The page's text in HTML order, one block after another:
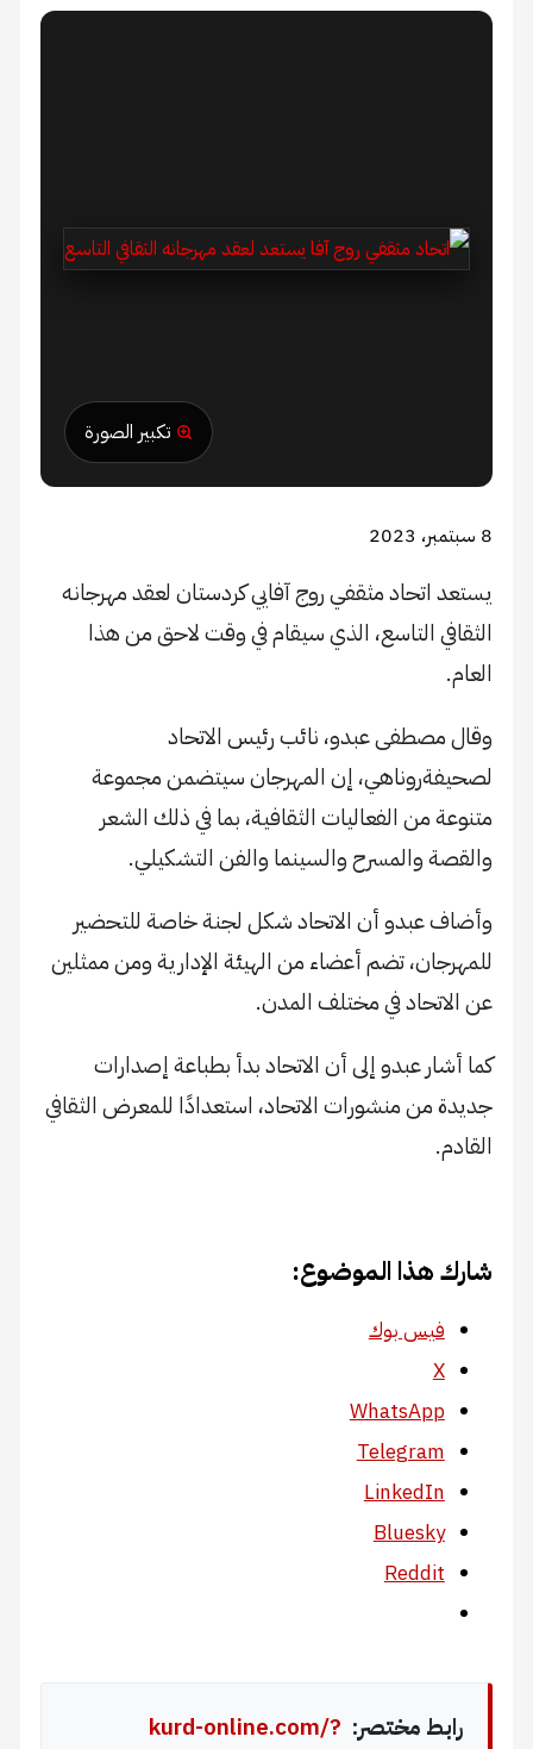
تكبير الصورة
8 سبتمبر، 2023
يستعد اتحاد مثقفي روج آفايي كردستان لعقد مهرجانه
الثقافي التاسع، الذي سيقام في وقت لاحق من هذا
العام.
وقال مصطفى عبدو، نائب رئيس الاتحاد
لصحيفةروناهي، إن المهرجان سيتضمن مجموعة
متنوعة من الفعاليات الثقافية، بما في ذلك الشعر
والقصة والمسرح والسينما والفن التشكيلي.
وأضاف عبدو أن الاتحاد شكل لجنة خاصة للتحضير
للمهرجان، تضم أعضاء من الهيئة الإدارية ومن ممثلين
عن الاتحاد في مختلف المدن.
كما أشار عبدو إلى أن الاتحاد بدأ بطباعة إصدارات
جديدة من منشورات الاتحاد، استعدادًا للمعرض الثقافي
القادم.
شارك هذا الموضوع:
فيس بوك
X
WhatsApp
Telegram
LinkedIn
Bluesky
Reddit
رابط مختصر: kurd-online.com/?